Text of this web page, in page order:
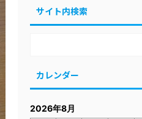
サイト内検索
カレンダー
2026年8月